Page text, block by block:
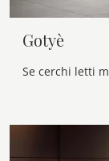
Gotyè